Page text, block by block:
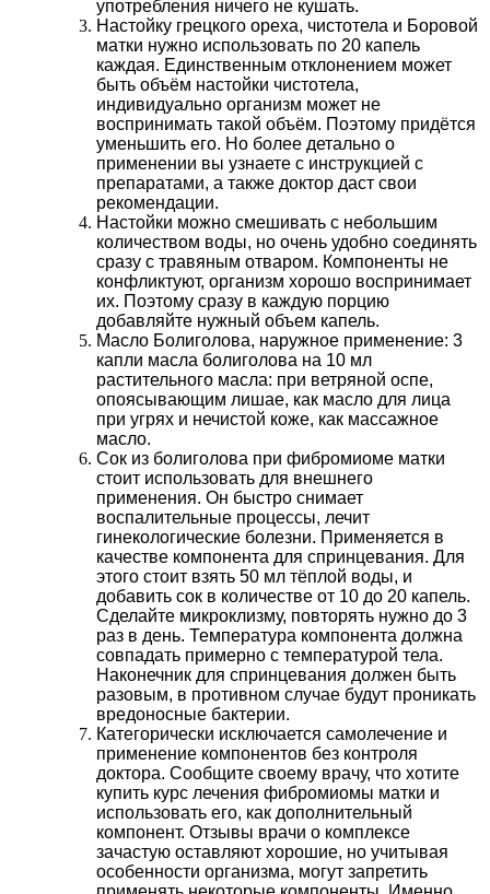
употребления ничего не кушать.
Настойку грецкого ореха, чистотела и Боровой
матки нужно использовать по 20 капель
каждая. Единственным отклонением может
быть объём настойки чистотела,
индивидуально организм может не
воспринимать такой объём. Поэтому придётся
уменьшить его. Но более детально о
применении вы узнаете с инструкцией с
препаратами, а также доктор даст свои
рекомендации.
Настойки можно смешивать с небольшим
количеством воды, но очень удобно соединять
сразу с травяным отваром. Компоненты не
конфликтуют, организм хорошо воспринимает
их. Поэтому сразу в каждую порцию
добавляйте нужный объем капель.
Масло Болиголова, наружное применение: 3
капли масла болиголова на 10 мл
растительного масла: при ветряной оспе,
опоясывающим лишае, как масло для лица
при угрях и нечистой коже, как массажное
масло.
Сок из болиголова при фибромиоме матки
стоит использовать для внешнего
применения. Он быстро снимает
воспалительные процессы, лечит
гинекологические болезни. Применяется в
качестве компонента для спринцевания. Для
этого стоит взять 50 мл тёплой воды, и
добавить сок в количестве от 10 до 20 капель.
Сделайте микроклизму, повторять нужно до 3
раз в день. Температура компонента должна
совпадать примерно с температурой тела.
Наконечник для спринцевания должен быть
разовым, в противном случае будут проникать
вредоносные бактерии.
Категорически исключается самолечение и
применение компонентов без контроля
доктора. Сообщите своему врачу, что хотите
купить курс лечения фибромиомы матки и
использовать его, как дополнительный
компонент. Отзывы врачи о комплексе
зачастую оставляют хорошие, но учитывая
особенности организма, могут запретить